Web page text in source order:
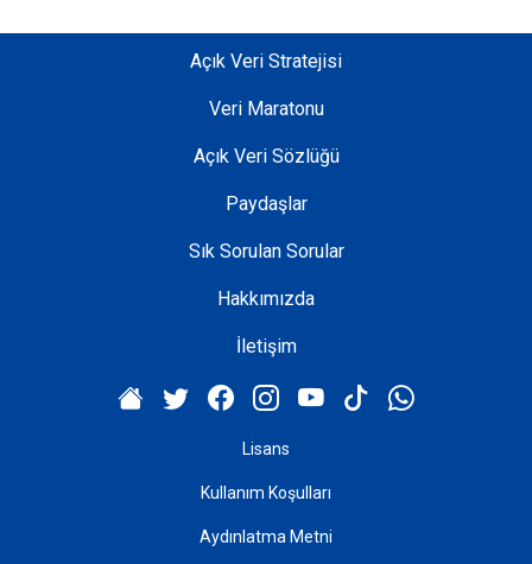
Açık Veri Stratejisi
Veri Maratonu
Açık Veri Sözlüğü
Paydaşlar
Sık Sorulan Sorular
Hakkımızda
İletişim
Lisans
Kullanım Koşulları
Aydınlatma Metni